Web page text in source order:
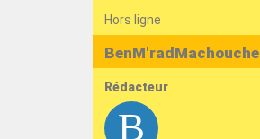
Hors ligne
BenM'radMachouche
Rédacteur